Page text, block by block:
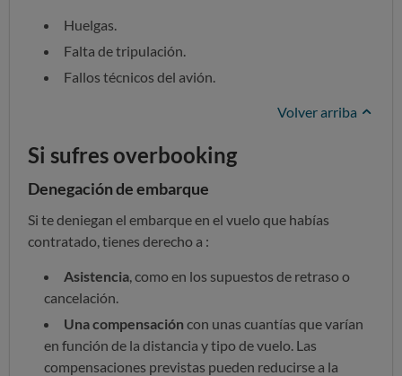
Huelgas.
Falta de tripulación.
Fallos técnicos del avión.
Volver arriba
Si sufres overbooking
Denegación de embarque
Si te deniegan el embarque en el vuelo que habías
contratado, tienes derecho a :
Asistencia , como en los supuestos de retraso o
cancelación.
Una compensación con unas cuantías que varían
en función de la distancia y tipo de vuelo. Las
compensaciones previstas pueden reducirse a la